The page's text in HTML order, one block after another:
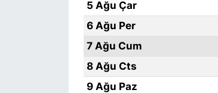
5 Ağu Çar
6 Ağu Per
7 Ağu Cum
8 Ağu Cts
9 Ağu Paz